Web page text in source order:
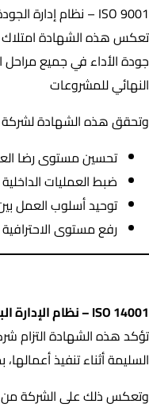
ISO 9001 – نظام إدارة الجودة
تعكس هذه الشهادة امتلاك
جودة الأداء في جميع مراحل
النهائي للمشروعات
وتحقق هذه الشهادة لشركة
تحسين مستوى رضا
ضبط العمليات
توحيد أسلوب العمل
رفع مستوى
ISO 14001 – نظام الإدارة البيئية
تؤكد هذه الشهادة التزام
السليمة أثناء تنفيذ
وتعكس ذلك على الشركة من